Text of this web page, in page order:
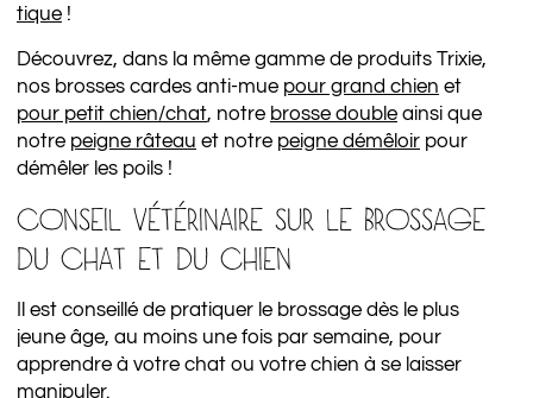
tique !
Découvrez, dans la même gamme de produits Trixie,
nos brosses cardes anti-mue pour grand chien et
pour petit chien/chat, notre brosse double ainsi que
notre peigne râteau et notre peigne démêloir pour
démêler les poils !
CONSEIL VÉTÉRINAIRE SUR LE BROSSAGE
DU CHAT ET DU CHIEN
Il est conseillé de pratiquer le brossage dès le plus
jeune âge, au moins une fois par semaine, pour
apprendre à votre chat ou votre chien à se laisser
manipuler.